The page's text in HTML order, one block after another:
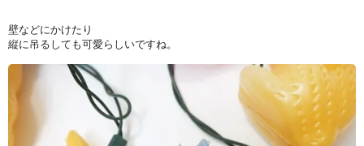
壁などにかけたり
縦に吊るしても可愛らしいですね。